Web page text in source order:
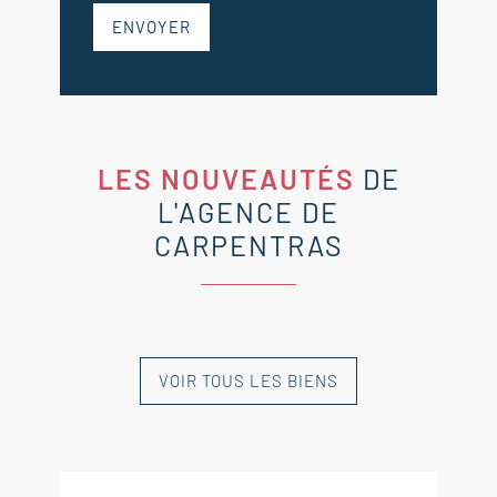
ENVOYER
LES NOUVEAUTÉS DE
L'AGENCE DE
CARPENTRAS
NOUVEAUTÉ
NOUVEAUTÉ
NOUVEAUTÉ
NOUVEAUTÉ
NOUVEAUTÉVOIR TOUS LES BIENS